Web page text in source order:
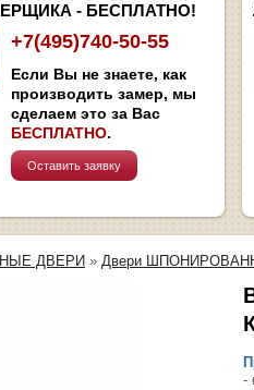
- БЕСПЛАТНО!
+7(495)740-50-55
Если Вы не знаете, как
производить замер, мы
сделаем это за Вас
БЕСПЛАТНО.
Оставить заявку
ДВЕРИ » Двери
-